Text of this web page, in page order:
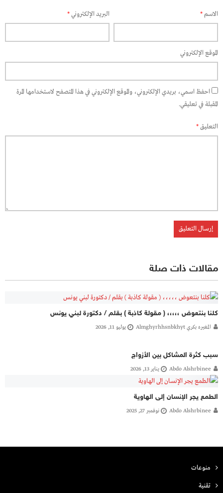
الاسم* البريد الإلكتروني*
الموقع الإلكتروني
احفظ اسمي، بريدي الإلكتروني، والموقع الإلكتروني في هذا المتصفح لاستخدامها المرة
المقبلة في تعليقي.
التعليق*
مقالات ذات صلة
كلنا بنتعوض ،،،،، ( مقولة كاذبة ) بقلم / دكتورة لبني يونس
المغيره بكري Almghyrhhsnbkhyt يوليو 11, 2026
سبب كثرة المشاكل بين الأزواج
Abdo Alshrbinee يناير 13, 2026
الطمع يجر الإنسان إلى الهاوية
Abdo Alshrbinee نوفمبر 27, 2025
منوعات
تقنية